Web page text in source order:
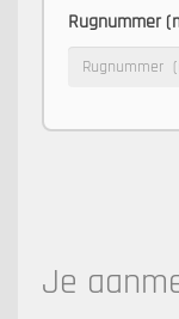
Rugnummer
Je